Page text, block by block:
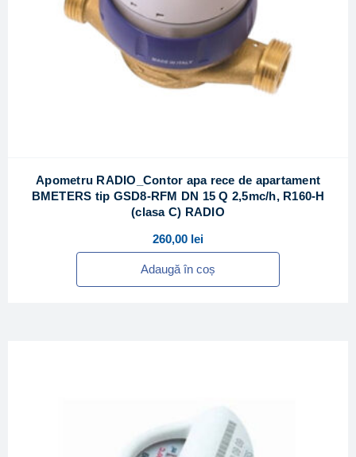
Apometru RADIO_Contor apa rece de apartament
BMETERS tip GSD8-RFM DN 15 Q 2,5mc/h, R160-H
(clasa C) RADIO
260,00 lei
Adaugă în coș